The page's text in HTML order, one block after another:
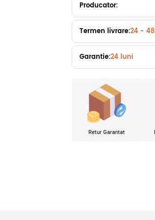
Producator:
Termen livrare:24 -
Garantie:24 luni
Retur Garantat